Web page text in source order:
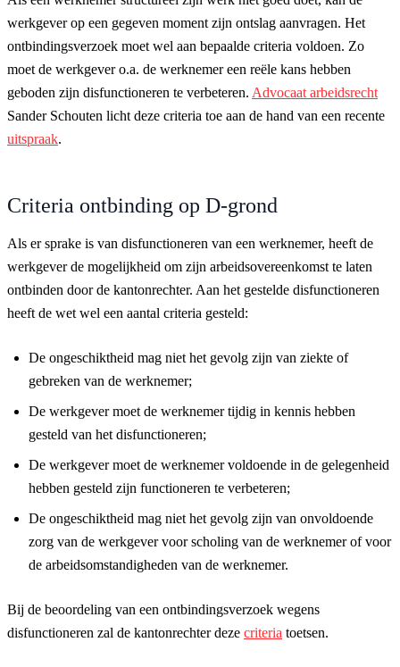
werkgever op een gegeven moment zijn ontslag aanvragen. Het
ontbindingsverzoek moet wel aan bepaalde criteria voldoen. Zo
moet de werkgever o.a. de werknemer een reële kans hebben
geboden zijn disfunctioneren te verbeteren. Advocaat arbeidsrecht
Sander Schouten licht deze criteria toe aan de hand van een recente
uitspraak.
Criteria ontbinding op D-grond
Als er sprake is van disfunctioneren van een werknemer, heeft de
werkgever de mogelijkheid om zijn arbeidsovereenkomst te laten
ontbinden door de kantonrechter. Aan het gestelde disfunctioneren
heeft de wet wel een aantal criteria gesteld:
De ongeschiktheid mag niet het gevolg zijn van ziekte of
gebreken van de werknemer;
De werkgever moet de werknemer tijdig in kennis hebben
gesteld van het disfunctioneren;
De werkgever moet de werknemer voldoende in de gelegenheid
hebben gesteld zijn functioneren te verbeteren;
De ongeschiktheid mag niet het gevolg zijn van onvoldoende
zorg van de werkgever voor scholing van de werknemer of voor
de arbeidsomstandigheden van de werknemer.
Bij de beoordeling van een ontbindingsverzoek wegens
disfunctioneren zal de kantonrechter deze criteria toetsen.